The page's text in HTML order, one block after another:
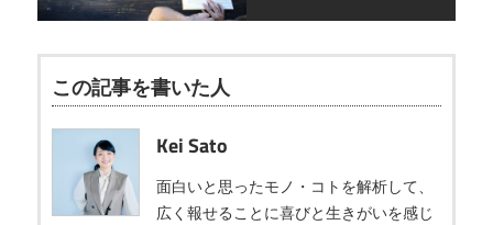
この記事を書いた人
Kei Sato
面白いと思ったモノ・コトを解析して、
広く報せることに喜びと生きがいを感じ